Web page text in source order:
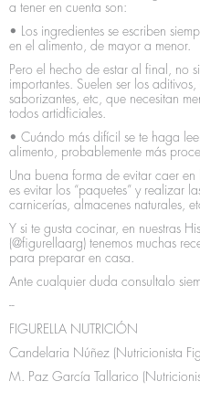
a tener en cuenta son:
• Los ingredientes se escriben
en el alimento, de mayor a menor.
Pero el hecho de estar al final, no
importantes. Suelen ser los
saborizantes, etc, que necesitan
todos artidficiales.
• Cuándo más difícil se te haga
alimento, probablemente más
Una buena forma de evitar caer en
es evitar los “paquetes” y realizar
carnicerías, almacenes naturales,
Y si te gusta cocinar, en nuestras
(@figurellaarg) tenemos muchas
para preparar en casa.
Ante cualquier duda consultalo
--
FIGURELLA NUTRICIÓN
Candelaria Núñez (Nutricionista
M. Paz García Tallarico